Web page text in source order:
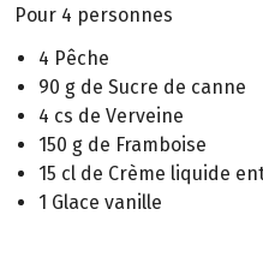
Pour 4 personnes
4 Pêche
90 g de Sucre de canne
4 cs de Verveine
150 g de Framboise
15 cl de Crème liquide
1 Glace vanille